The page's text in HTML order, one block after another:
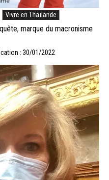
Vivre en Thaïlande
marque du macronisme
: 30/01/2022